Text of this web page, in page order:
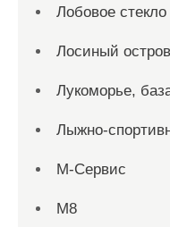
Лобовое
Лосиный
Лукоморье,
Лыжно-
М-Сервис
М8